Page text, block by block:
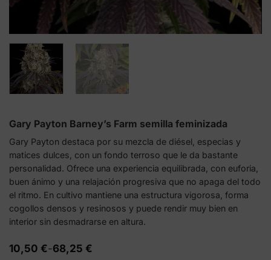
Gary Payton Barney’s Farm semilla feminizada
Gary Payton destaca por su mezcla de diésel, especias y
matices dulces, con un fondo terroso que le da bastante
personalidad. Ofrece una experiencia equilibrada, con euforia,
buen ánimo y una relajación progresiva que no apaga del todo
el ritmo. En cultivo mantiene una estructura vigorosa, forma
cogollos densos y resinosos y puede rendir muy bien en
interior sin desmadrarse en altura.
10,50 €-68,25 €
Rango